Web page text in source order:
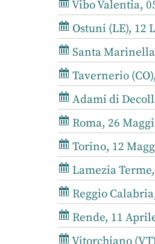
Vibo Valentia,
Ostuni (LE), 12
Santa
Tavernerio
Adami di
Roma, 26
Torino, 12
Lamezia
Reggio
Rende, 11